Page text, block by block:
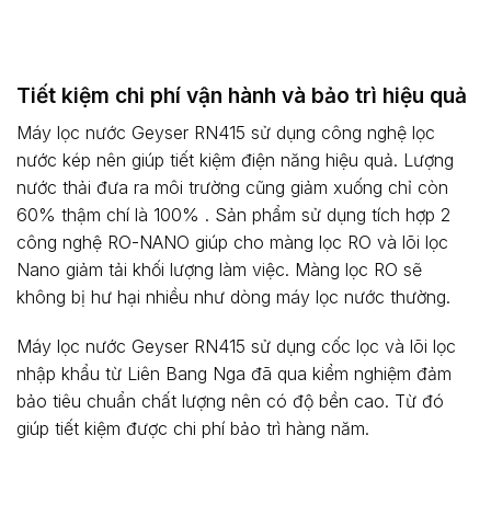
Tiết kiệm chi phí vận hành và bảo trì hiệu quả
Máy lọc nước Geyser RN415 sử dụng công nghệ lọc
nước kép nên giúp tiết kiệm điện năng hiệu quả. Lượng
nước thải đưa ra môi trường cũng giảm xuống chỉ còn
60% thậm chí là 100% . Sản phẩm sử dụng tích hợp 2
công nghệ RO-NANO giúp cho màng lọc RO và lõi lọc
Nano giảm tải khối lượng làm việc. Màng lọc RO sẽ
không bị hư hại nhiều như dòng máy lọc nước thường.
Máy lọc nước Geyser RN415 sử dụng cốc lọc và lõi lọc
nhập khẩu từ Liên Bang Nga đã qua kiểm nghiệm đảm
bảo tiêu chuẩn chất lượng nên có độ bền cao. Từ đó
giúp tiết kiệm được chi phí bảo trì hàng năm.